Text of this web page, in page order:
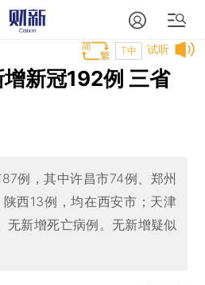
试听
T中
新冠192例 三省
例，其中许昌市74例、郑州
西13例，均在西安市；天津
无新增死亡病例。无新增疑似